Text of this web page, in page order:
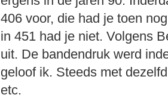
406 voor, die had je toen
in 451 had je niet. Volgens
uit. De bandendruk werd
geloof ik. Steeds met
etc.